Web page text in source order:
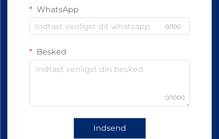
WhatsApp
0/100
Besked
0/1000
Indsend